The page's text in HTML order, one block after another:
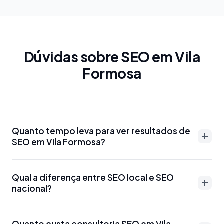
Dúvidas sobre SEO em Vila
Formosa
Quanto tempo leva para ver resultados de
SEO em Vila Formosa?
aparecer entre 3-6 meses para palavras-chave
menos competitivas. Para termos mais disputados
como 'advogado Vila Formosa' ou 'dentista Vila
Qual a diferença entre SEO local e SEO
nacional?